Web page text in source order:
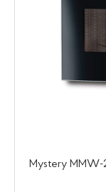
Mystery MMW-